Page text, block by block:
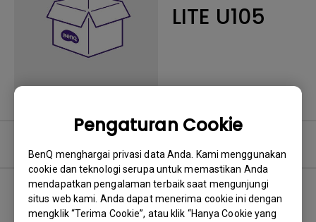
Pengaturan Cookie
BenQ menghargai privasi data Anda. Kami menggunakan
cookie dan teknologi serupa untuk memastikan Anda
mendapatkan pengalaman terbaik saat mengunjungi
situs web kami. Anda dapat menerima cookie ini dengan
mengklik “Terima Cookie”, atau klik “Hanya Cookie yang
LITE U105
0 hasil Terbaru